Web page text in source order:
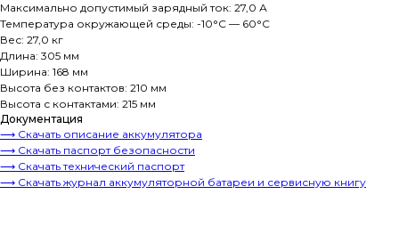
Максимально допустимый зарядный ток: 27,0 А
Температура окружающей среды: -10°C — 60°C
Вес: 27,0 кг
Длина: 305 мм
Ширина: 168 мм
Высота без контактов: 210 мм
Высота с контактами: 215 мм
Документация
⟶ Скачать описание аккумулятора
⟶ Скачать паспорт безопасности
⟶ Скачать технический паспорт
⟶ Скачать журнал аккумуляторной батареи и сервисную книгу